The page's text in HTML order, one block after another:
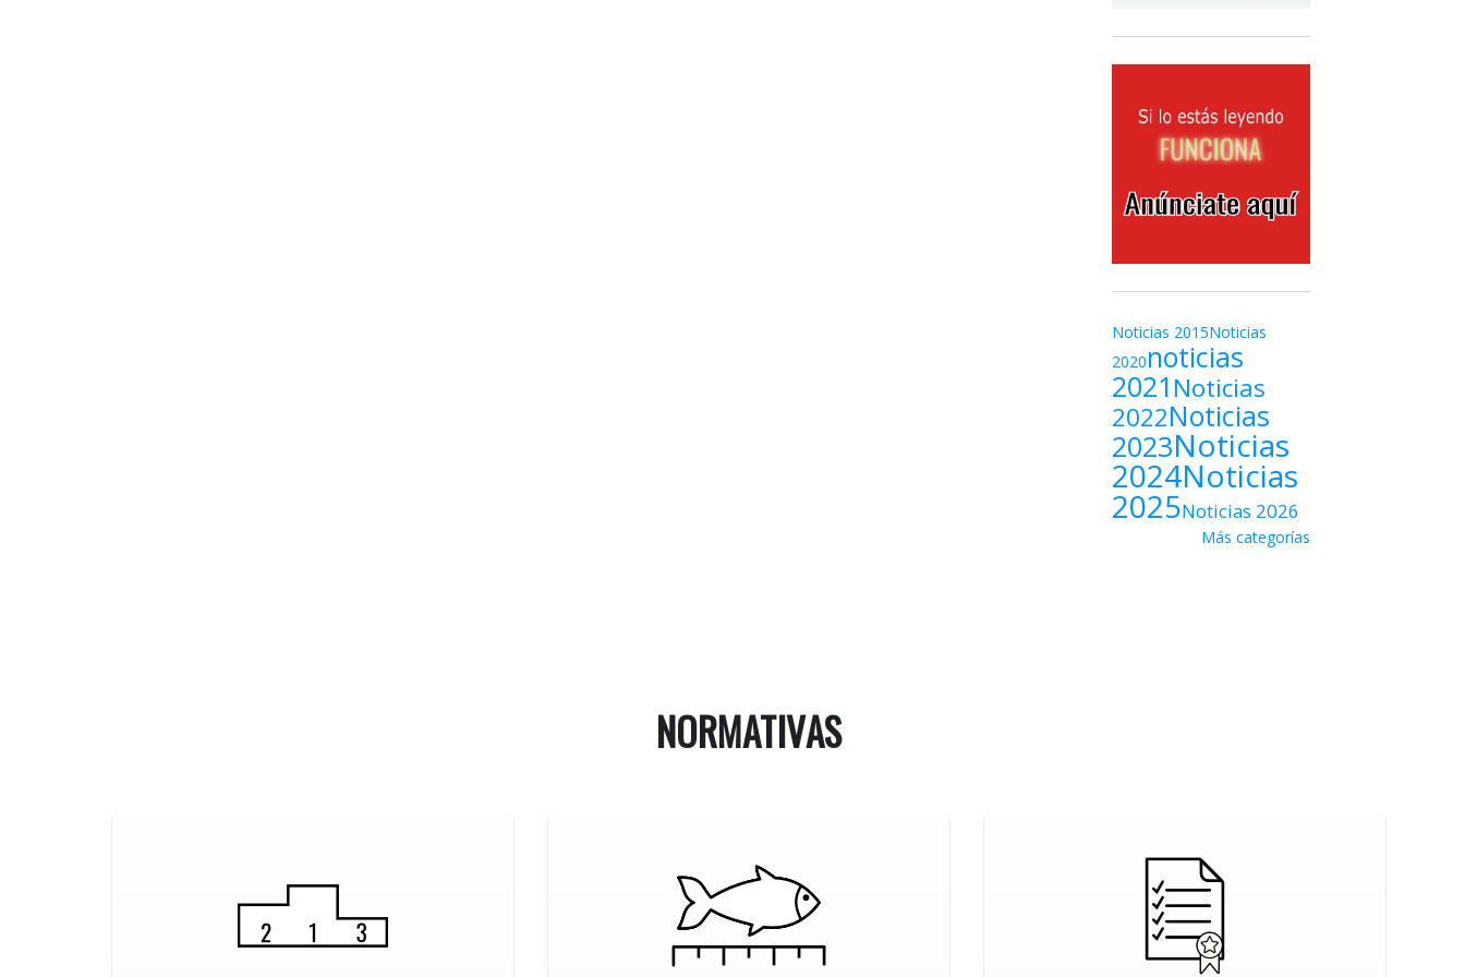
Noticias 2015Noticias
2020noticias
2021Noticias
2022Noticias
2023Noticias
2024Noticias
2025Noticias 2026
Más categorías
NORMATIVAS